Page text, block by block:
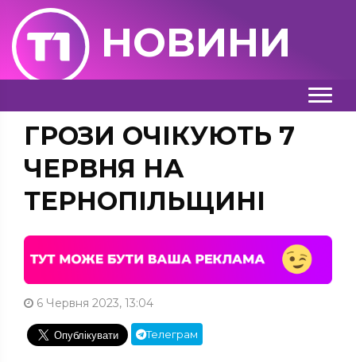
НОВИНИ
ГРОЗИ ОЧІКУЮТЬ 7
ЧЕРВНЯ НА
ТЕРНОПІЛЬЩИНІ
6 Червня 2023, 13:04
Телеграм